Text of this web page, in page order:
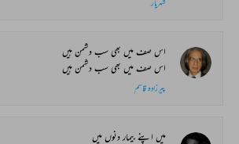
شہریار
اس صف میں بھی سب دشمن ہیں
اس صف میں بھی سب دشمن ہیں
پیرزادہ قاسم
میں اپنے بیمار دنوں میں